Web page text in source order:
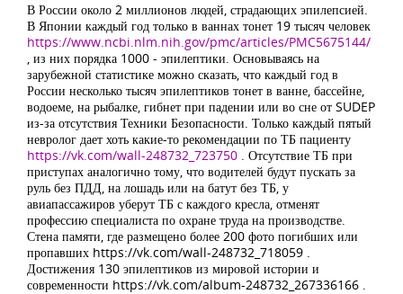
В России около 2 миллионов людей, страдающих эпилепсией.
В Японии каждый год только в ваннах тонет 19 тысяч человек
https://www.ncbi.nlm.nih.gov/pmc/articles/PMC5675144/
, из них порядка 1000 - эпилептики. Основываясь на
зарубежной статистике можно сказать, что каждый год в
России несколько тысяч эпилептиков тонет в ванне, бассейне,
водоеме, на рыбалке, гибнет при падении или во сне от SUDEP
из-за отсутствия Техники Безопасности. Только каждый пятый
невролог дает хоть какие-то рекомендации по ТБ пациенту
https://vk.com/wall-248732_723750 . Отсутствие ТБ при
приступах аналогично тому, что водителей будут пускать за
руль без ПДД, на лошадь или на батут без ТБ, у
авиапассажиров уберут ТБ с каждого кресла, отменят
профессию специалиста по охране труда на производстве.
Стена памяти, где размещено более 200 фото погибших или
пропавших https://vk.com/wall-248732_718059 .
Достижения 130 эпилептиков из мировой истории и
современности https://vk.com/album-248732_267336166 .